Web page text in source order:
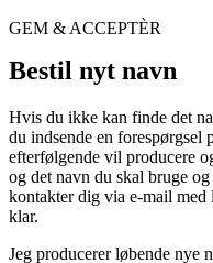
GEM & ACCEPTÈR
Bestil nyt navn
Hvis du ikke kan finde det
du indsende en forespørgsel
efterfølgende vil producere
og det navn du skal bruge
kontakter dig via e-mail
klar.
Jeg producerer løbende nye